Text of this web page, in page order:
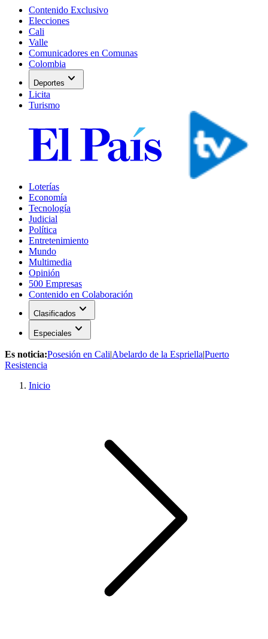
Contenido Exclusivo
Elecciones
Cali
Valle
Comunicadores en Comunas
Colombia
Deportes expand_more
Licita
Turismo
Loterías
Economía
Tecnología
Judicial
Política
Entretenimiento
Mundo
Multimedia
Opinión
500 Empresas
Contenido en Colaboración
Clasificados expand_more
Especiales expand_more
Es noticia:Posesión en Cali|Abelardo de la Espriella|Puerto
Resistencia
Inicio